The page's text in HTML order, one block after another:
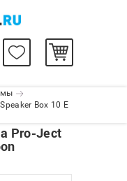
Box 10 E
Pro-Ject